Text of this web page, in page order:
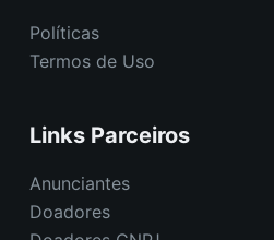
Políticas
Termos de Uso
Links Parceiros
Anunciantes
Doadores